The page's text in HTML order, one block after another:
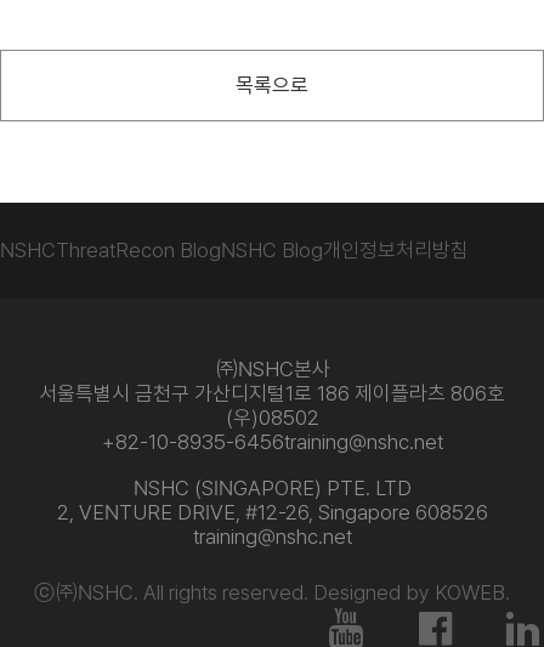
목록으로
NSHCThreatRecon BlogNSHC Blog개인정보처리방침
㈜NSHC본사
서울특별시 금천구 가산디지털1로 186 제이플라츠 806호
(우)08502
+82-10-8935-6456training@nshc.net
NSHC (SINGAPORE) PTE. LTD
2, VENTURE DRIVE, #12-26, Singapore 608526
training@nshc.net
ⓒ㈜NSHC. All rights reserved. Designed by KOWEB.